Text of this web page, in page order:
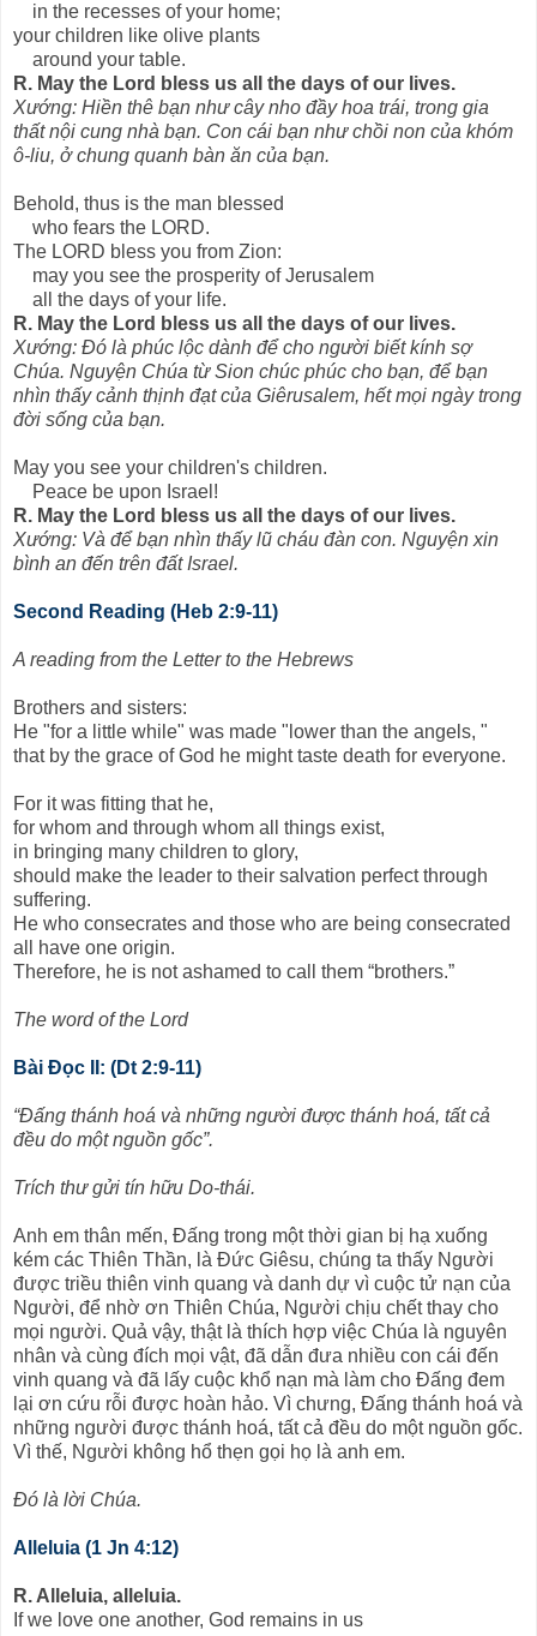
in the recesses of your home;
your children like olive plants
around your table.
R. May the Lord bless us all the days of our lives.
Xướng: Hiền thê bạn như cây nho đầy hoa trái, trong gia
thất nội cung nhà bạn. Con cái bạn như chồi non của khóm
ô-liu, ở chung quanh bàn ăn của bạn.
Behold, thus is the man blessed
who fears the LORD.
The LORD bless you from Zion:
may you see the prosperity of Jerusalem
all the days of your life.
R. May the Lord bless us all the days of our lives.
Xướng: Ðó là phúc lộc dành để cho người biết kính sợ
Chúa. Nguyện Chúa từ Sion chúc phúc cho bạn, để bạn
nhìn thấy cảnh thịnh đạt của Giêrusalem, hết mọi ngày trong
đời sống của bạn.
May you see your children's children.
Peace be upon Israel!
R. May the Lord bless us all the days of our lives.
Xướng: Và để bạn nhìn thấy lũ cháu đàn con. Nguyện xin
bình an đến trên đất Israel.
Second Reading (Heb 2:9-11)
A reading from the Letter to the Hebrews
Brothers and sisters:
He "for a little while" was made "lower than the angels, "
that by the grace of God he might taste death for everyone.
For it was fitting that he,
for whom and through whom all things exist,
in bringing many children to glory,
should make the leader to their salvation perfect through
suffering.
He who consecrates and those who are being consecrated
all have one origin.
Therefore, he is not ashamed to call them “brothers.”
The word of the Lord
Bài Ðọc II: (Dt 2:9-11)
“Ðấng thánh hoá và những người được thánh hoá, tất cả
đều do một nguồn gốc”.
Trích thư gửi tín hữu Do-thái.
Anh em thân mến, Ðấng trong một thời gian bị hạ xuống
kém các Thiên Thần, là Ðức Giêsu, chúng ta thấy Người
được triều thiên vinh quang và danh dự vì cuộc tử nạn của
Người, để nhờ ơn Thiên Chúa, Người chịu chết thay cho
mọi người. Quả vậy, thật là thích hợp việc Chúa là nguyên
nhân và cùng đích mọi vật, đã dẫn đưa nhiều con cái đến
vinh quang và đã lấy cuộc khổ nạn mà làm cho Ðấng đem
lại ơn cứu rỗi được hoàn hảo. Vì chưng, Ðấng thánh hoá và
những người được thánh hoá, tất cả đều do một nguồn gốc.
Vì thế, Người không hổ thẹn gọi họ là anh em.
Ðó là lời Chúa.
Alleluia (1 Jn 4:12)
R. Alleluia, alleluia.
If we love one another, God remains in us